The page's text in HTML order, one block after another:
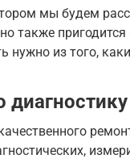
мы будем
также
нужно из того,